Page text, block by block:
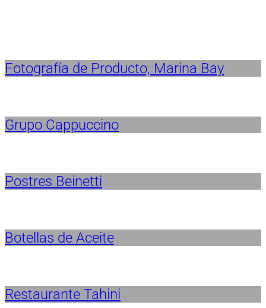
Fotografía de Producto, Marina Bay
Grupo Cappuccino
Postres Beinetti
Botellas de Aceite
Restaurante Tahini